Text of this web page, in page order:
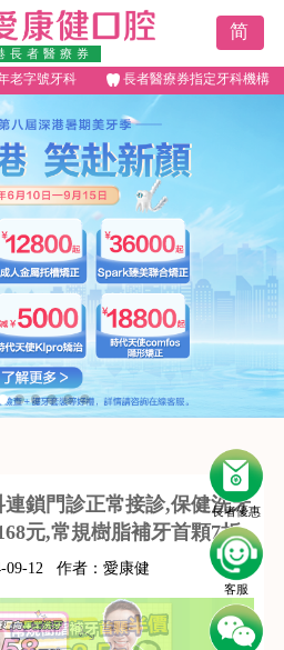
長者醫療券
简
老字號牙科 長者醫療券指定牙科機構
長者優惠
客服
鎖門診正常接診,保健洗牙
元,常規樹脂補牙首顆7折
09-12 作者： 愛康健